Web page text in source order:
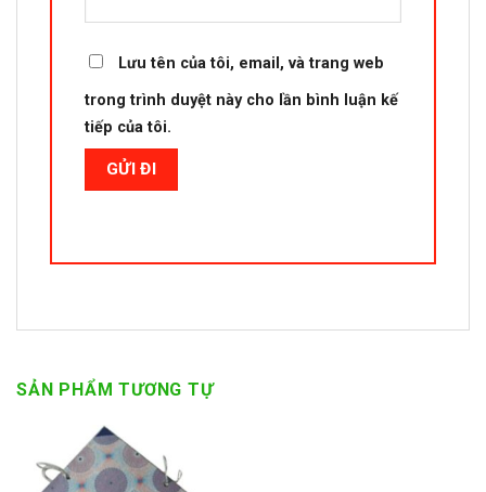
Lưu tên của tôi, email, và trang web
trong trình duyệt này cho lần bình luận kế
tiếp của tôi.
SẢN PHẨM TƯƠNG TỰ